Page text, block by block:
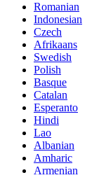
Romanian
Indonesian
Czech
Afrikaans
Swedish
Polish
Basque
Catalan
Esperanto
Hindi
Lao
Albanian
Amharic
Armenian